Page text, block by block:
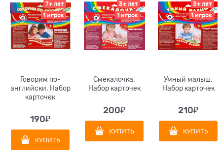
7+ лет
1 игрок
Говорим по-
английски. Набор
карточек
190₽
КУПИТЬ
3+ лет
1 игрок
Смекалочка.
Набор карточек
200₽
КУПИТЬ
3+ лет
1 игрок
Умный малыш.
Набор карточек
210₽
КУПИТЬ